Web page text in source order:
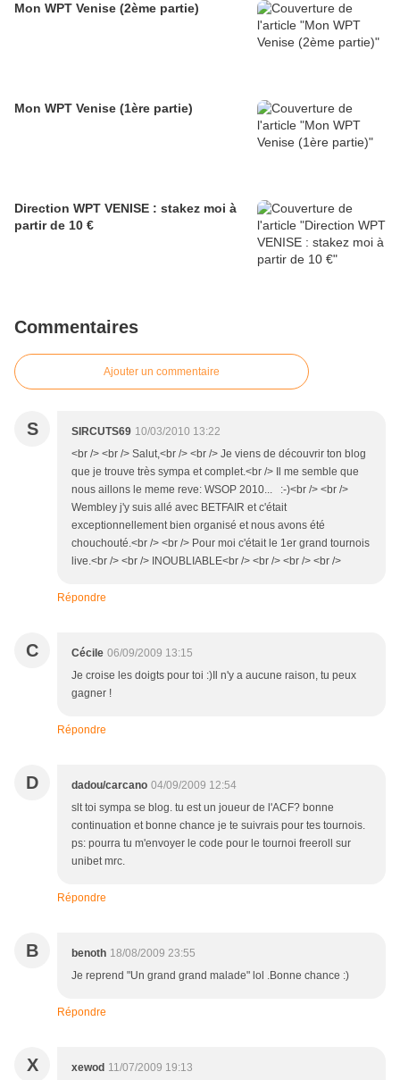
Mon WPT Venise (2ème partie)
Mon WPT Venise (1ère partie)
Direction WPT VENISE : stakez moi à
partir de 10 €
Commentaires
Ajouter un commentaire
S SIRCUTS69 10/03/2010 13:22
<br /> <br /> Salut,<br /> <br /> Je viens de découvrir ton blog
que je trouve très sympa et complet.<br /> Il me semble que
nous aillons le meme reve: WSOP 2010... :-)<br /> <br />
Wembley j'y suis allé avec BETFAIR et c'était
exceptionnellement bien organisé et nous avons été
chouchouté.<br /> <br /> Pour moi c'était le 1er grand tournois
live.<br /> <br /> INOUBLIABLE<br /> <br /> <br /> <br />
Répondre
C Cécile 06/09/2009 13:15
Je croise les doigts pour toi :)Il n'y a aucune raison, tu peux
gagner !
Répondre
D dadou/carcano 04/09/2009 12:54
slt toi sympa se blog. tu est un joueur de l'ACF? bonne
continuation et bonne chance je te suivrais pour tes tournois.
ps: pourra tu m'envoyer le code pour le tournoi freeroll sur
unibet mrc.
Répondre
B benoth 18/08/2009 23:55
Je reprend "Un grand grand malade" lol .Bonne chance :)
Répondre
X xewod 11/07/2009 19:13